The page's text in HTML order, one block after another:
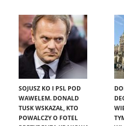
SOJUSZ KO I PSL POD
WAWELEM. DONALD
TUSK WSKAZAŁ, KTO
POWALCZY O FOTEL